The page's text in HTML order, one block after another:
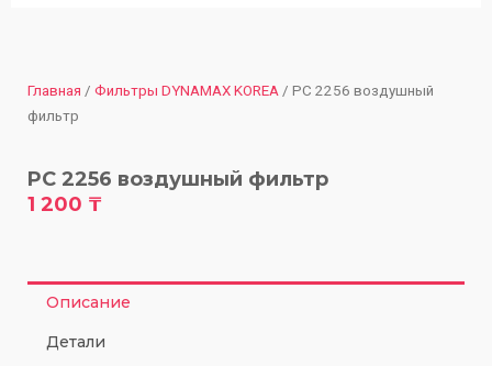
Главная / Фильтры DYNAMAX KOREA / PC 2256 воздушный
фильтр
PC 2256 воздушный фильтр
1 200 ₸
Описание
Детали